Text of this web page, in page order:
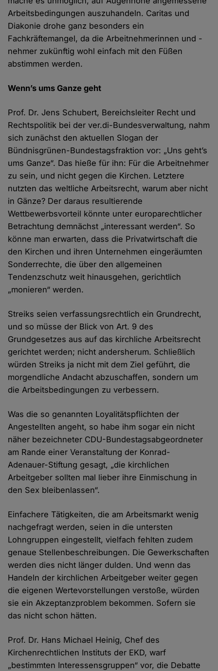
Arbeitsbedingungen auszuhandeln. Caritas und
Diakonie drohe ganz besonders ein
Fachkräftemangel, da die Arbeitnehmerinnen und -
nehmer zukünftig wohl einfach mit den Füßen
abstimmen werden.
Wenn’s ums Ganze geht
Prof. Dr. Jens Schubert, Bereichsleiter Recht und
Rechtspolitik bei der ver.di-Bundesverwaltung, nahm
sich zunächst den aktuellen Slogan der
Bündnisgrünen-Bundestagsfraktion vor: „Uns geht’s
ums Ganze“. Das hieße für ihn: Für die Arbeitnehmer
zu sein, und nicht gegen die Kirchen. Letztere
nutzten das weltliche Arbeitsrecht, warum aber nicht
in Gänze? Der daraus resultierende
Wettbewerbsvorteil könnte unter europarechtlicher
Betrachtung demnächst „interessant werden“. So
könne man erwarten, dass die Privatwirtschaft die
den Kirchen und ihren Unternehmen eingeräumten
Sonderrechte, die über den allgemeinen
Tendenzschutz weit hinausgehen, gerichtlich
„monieren“ werden.
Streiks seien verfassungsrechtlich ein Grundrecht,
und so müsse der Blick von Art. 9 des
Grundgesetzes aus auf das kirchliche Arbeitsrecht
gerichtet werden; nicht andersherum. Schließlich
würden Streiks ja nicht mit dem Ziel geführt, die
morgendliche Andacht abzuschaffen, sondern um
die Arbeitsbedingungen zu verbessern.
Was die so genannten Loyalitätspflichten der
Angestellten angeht, so habe ihm sogar ein nicht
näher bezeichneter CDU-Bundestagsabgeordneter
am Rande einer Veranstaltung der Konrad-
Adenauer-Stiftung gesagt, „die kirchlichen
Arbeitgeber sollten mal lieber ihre Einmischung in
den Sex bleibenlassen“.
Einfachere Tätigkeiten, die am Arbeitsmarkt wenig
nachgefragt werden, seien in die untersten
Lohngruppen eingestellt, vielfach fehlten zudem
genaue Stellenbeschreibungen. Die Gewerkschaften
werden dies nicht länger dulden. Und wenn das
Handeln der kirchlichen Arbeitgeber weiter gegen
die eigenen Wertevorstellungen verstoße, würden
sie ein Akzeptanzproblem bekommen. Sofern sie
das nicht schon hätten.
Prof. Dr. Hans Michael Heinig, Chef des
Kirchenrechtlichen Instituts der EKD, warf
„bestimmten Interessensgruppen“ vor, die Debatte